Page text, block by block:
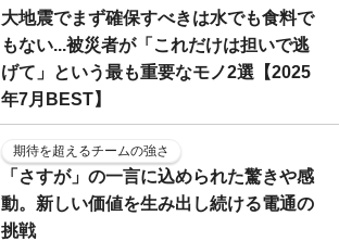
大地震でまず確保すべきは水でも食料で
もない...被災者が「これだけは担いで逃
げて」という最も重要なモノ2選【2025
年7月BEST】
期待を超えるチームの強さ
「さすが」の一言に込められた驚きや感
動。新しい価値を生み出し続ける電通の
挑戦